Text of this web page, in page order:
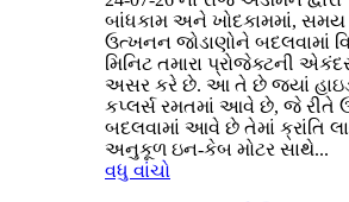
બાંધકામ અને ખોદકામમાં, સમય
ઉત્ખનન જોડાણોને બદલવામાં
મિનિટ તમારા પ્રોજેક્ટની
અસર કરે છે. આ તે છે જ્યાં
કપ્લર્સ રમતમાં આવે છે, જે રીતે
બદલવામાં આવે છે તેમાં ક્રાંતિ
અનુકૂળ ઇન-કેબ મોટર સાથે...
વધુ વાંચો